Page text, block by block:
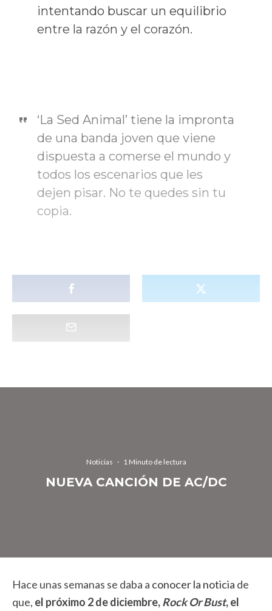
intentando buscar un equilibrio
entre la razón y el corazón.
‘La Sed Animal’ tiene la impronta
de una banda joven que viene
dispuesta a comerse el mundo y
todos los escenarios que les
dejen pisar. No te quedes sin tu
copia.
Noticias · 1 Minuto de lectura
NUEVA CANCIÓN DE AC/DC
Hace unas semanas se daba a conocer la noticia de
que, el próximo 2 de diciembre,Rock Or Bust, el